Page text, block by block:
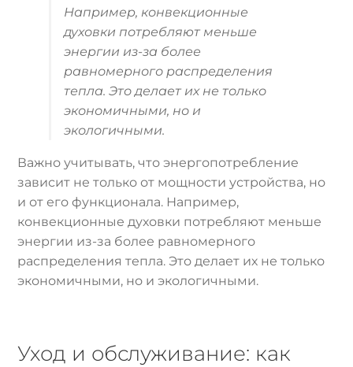
Например, конвекционные
духовки потребляют меньше
энергии из-за более
равномерного распределения
тепла. Это делает их не только
экономичными, но и
экологичными.
Важно учитывать, что энергопотребление
зависит не только от мощности устройства, но
и от его функционала. Например,
конвекционные духовки потребляют меньше
энергии из-за более равномерного
распределения тепла. Это делает их не только
экономичными, но и экологичными.
Уход и обслуживание: как